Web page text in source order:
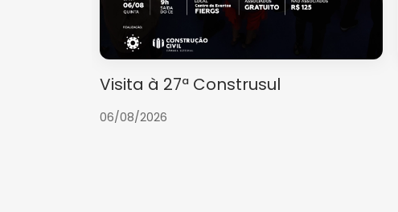
Visita à 27ª Construsul
06/08/2026